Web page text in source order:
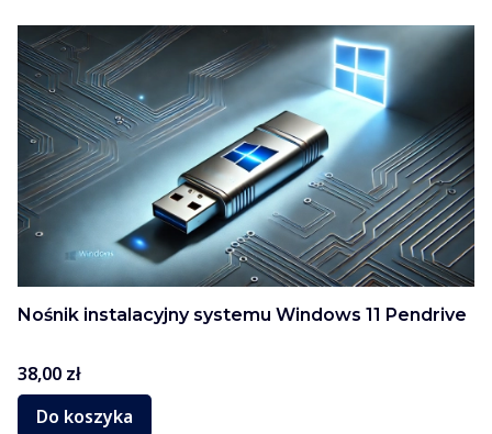
Nośnik instalacyjny systemu Windows 11 Pendrive
Cena
38,00 zł
Do koszyka